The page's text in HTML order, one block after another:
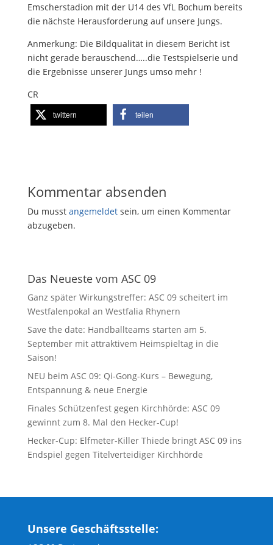
Emscherstadion mit der U14 des VfL Bochum bereits
die nächste Herausforderung auf unsere Jungs.
Anmerkung: Die Bildqualität in diesem Bericht ist
nicht gerade berauschend…..die Testspielserie und
die Ergebnisse unserer Jungs umso mehr !
CR
twittern teilen
Kommentar absenden
Du musst angemeldetsein, um einen Kommentar
abzugeben.
Das Neueste vom ASC 09
Ganz später Wirkungstreffer: ASC 09 scheitert im
Westfalenpokal an Westfalia Rhynern
Save the date: Handballteams starten am 5.
September mit attraktivem Heimspieltag in die
Saison!
NEU beim ASC 09: Qi-Gong-Kurs – Bewegung,
Entspannung & neue Energie
Finales Schützenfest gegen Kirchhörde: ASC 09
gewinnt zum 8. Mal den Hecker-Cup!
Hecker-Cup: Elfmeter-Killer Thiede bringt ASC 09 ins
Endspiel gegen Titelverteidiger Kirchhörde
Unsere Geschäftsstelle: